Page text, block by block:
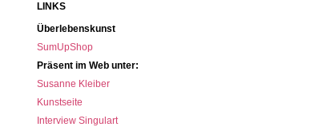
LINKS
Überlebenskunst
SumUpShop
Präsent im Web unter:
Susanne Kleiber
Kunstseite
Interview Singulart